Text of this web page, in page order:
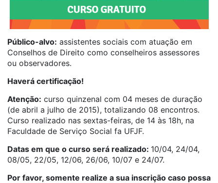
Público-alvo: assistentes sociais com atuação em
Conselhos de Direito como conselheiros assessores
ou observadores.
Haverá certificação!
Atenção: curso quinzenal com 04 meses de duração
(de abril a julho de 2015), totalizando 08 encontros.
Curso realizado nas sextas-feiras, de 14 às 18h, na
Faculdade de Serviço Social fa UFJF.
Datas em que o curso será realizado: 10/04, 24/04,
08/05, 22/05, 12/06, 26/06, 10/07 e 24/07.
Por favor, somente realize a sua inscrição caso possa